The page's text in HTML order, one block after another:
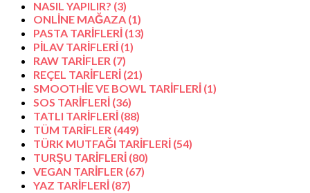
NASIL YAPILIR? (3)
ONLİNE MAĞAZA (1)
PASTA TARİFLERİ (13)
PİLAV TARİFLERİ (1)
RAW TARİFLER (7)
REÇEL TARİFLERİ (21)
SMOOTHİE VE BOWL TARİFLERİ (1)
SOS TARİFLERİ (36)
TATLI TARİFLERİ (88)
TÜM TARİFLER (449)
TÜRK MUTFAĞI TARİFLERİ (54)
TURŞU TARİFLERİ (80)
VEGAN TARİFLER (67)
YAZ TARİFLERİ (87)